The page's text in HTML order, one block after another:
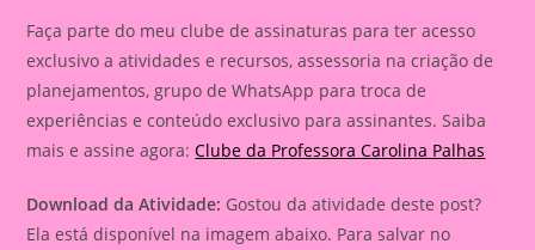
Faça parte do meu clube de assinaturas para ter acesso
exclusivo a atividades e recursos, assessoria na criação de
planejamentos, grupo de WhatsApp para troca de
experiências e conteúdo exclusivo para assinantes. Saiba
mais e assine agora:Clube da Professora Carolina Palhas
Download da Atividade: Gostou da atividade deste post?
Ela está disponível na imagem abaixo. Para salvar no